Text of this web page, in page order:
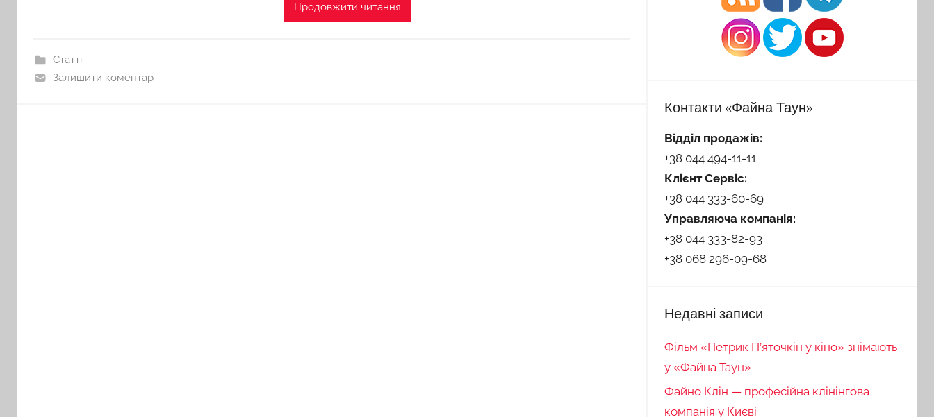
Продовжити читання
Статті
Залишити коментар
Контакти «Файна Таун»
Відділ продажів:
+38 044 494-11-11
Клієнт Сервіс:
+38 044 333-60-69
Управляюча компанія:
+38 044 333-82-93
+38 068 296-09-68
Недавні записи
Фільм «Петрик П’яточкін у кіно» знімають
у «Файна Таун»
Файно Клін — професійна клінінгова
компанія у Києві